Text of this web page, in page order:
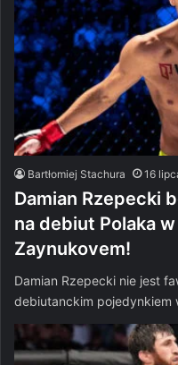
Bartłomiej Stachura 16
Damian Rzepecki
na debiut Polaka
Zaynukovem!
Damian Rzepecki nie jest
debiutanckim pojedynkiem